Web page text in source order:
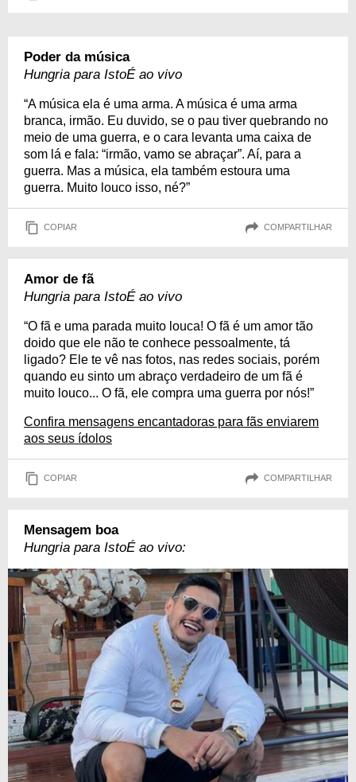
Poder da música
Hungria para IstoÉ ao vivo
“A música ela é uma arma. A música é uma arma
branca, irmão. Eu duvido, se o pau tiver quebrando no
meio de uma guerra, e o cara levanta uma caixa de
som lá e fala: “irmão, vamo se abraçar”. Aí, para a
guerra. Mas a música, ela também estoura uma
guerra. Muito louco isso, né?”
COPIAR COMPARTILHAR
Amor de fã
Hungria para IstoÉ ao vivo
“O fã e uma parada muito louca! O fã é um amor tão
doido que ele não te conhece pessoalmente, tá
ligado? Ele te vê nas fotos, nas redes sociais, porém
quando eu sinto um abraço verdadeiro de um fã é
muito louco... O fã, ele compra uma guerra por nós!”
Confira mensagens encantadoras para fãs enviarem
aos seus ídolos
COPIAR COMPARTILHAR
Mensagem boa
Hungria para IstoÉ ao vivo: